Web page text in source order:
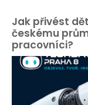
Jak přivést
českému
pracovníci?